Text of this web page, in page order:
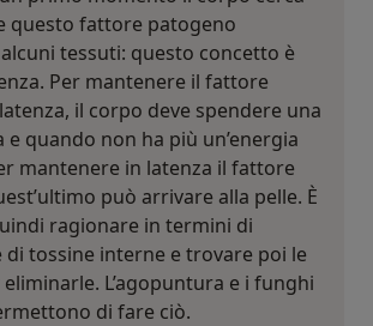
questo fattore patogeno
tessuti: questo concetto è
Per mantenere il fattore
il corpo deve spendere una
e quando non ha più un’energia
mantenere in latenza il fattore
può arrivare alla pelle. È
ragionare in termini di
tossine interne e trovare poi le
L’agopuntura e i funghi
di fare ciò.